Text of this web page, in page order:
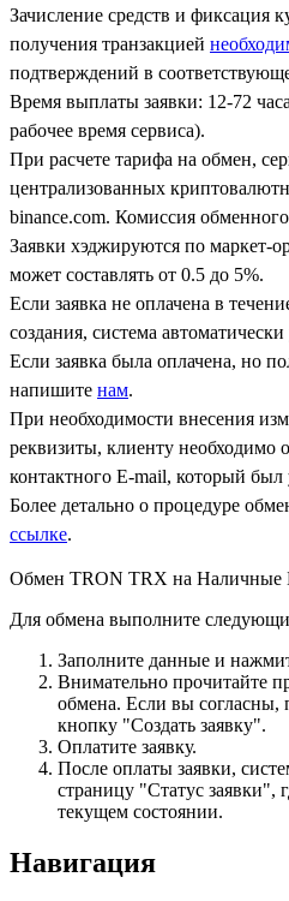
Зачисление средств и фиксация
получения транзакцией
подтверждений в
Время выплаты заявки: 12-72
рабочее время сервиса).
При расчете тарифа на обмен,
централизованных
binance.com. Комиссия обменного
Заявки хэджируются по маркет-
может составлять от 0.5 до 5%.
Если заявка не оплачена в
создания, система автоматически
Если заявка была оплачена, но
напишите нам.
При необходимости внесения
реквизиты, клиенту необходимо
контактного Е-mail, который был
Более детально о процедуре
ссылке.
Обмен TRON TRX на Наличные
Для обмена выполните
Заполните данные и
Внимательно прочитайте
обмена. Если вы согласны,
кнопку "Создать заявку".
Оплатите заявку.
После оплаты заявки,
страницу "Статус заявки",
текущем состоянии.
Навигация